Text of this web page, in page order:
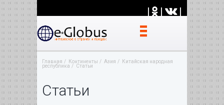
| | |
Главная Континенты Азия
Китайская народная
республика
Статьи
Статьи